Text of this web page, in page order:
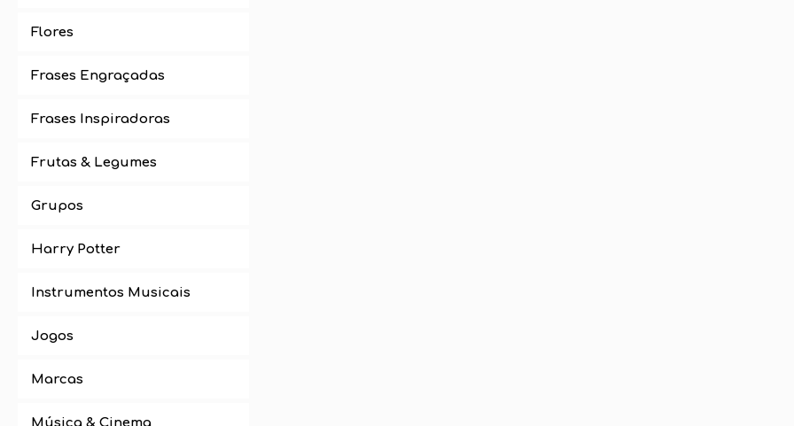
Flores
Frases Engraçadas
Frases Inspiradoras
Frutas & Legumes
Grupos
Harry Potter
Instrumentos Musicais
Jogos
Marcas
Música & Cinema